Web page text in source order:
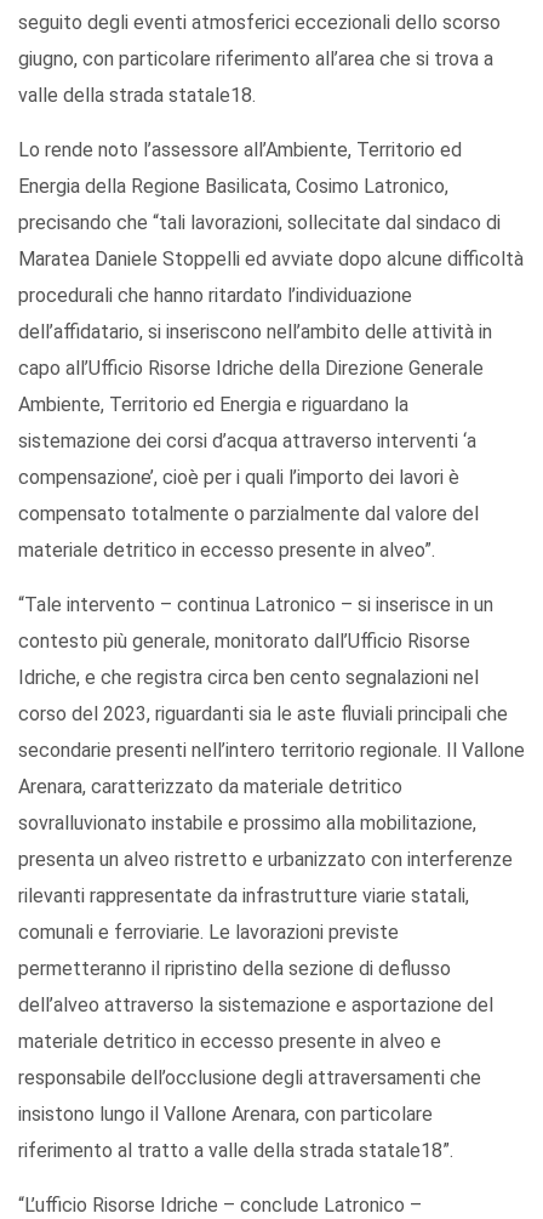
seguito degli eventi atmosferici eccezionali dello scorso
giugno, con particolare riferimento all’area che si trova a
valle della strada statale18.
Lo rende noto l’assessore all’Ambiente, Territorio ed
Energia della Regione Basilicata, Cosimo Latronico,
precisando che “tali lavorazioni, sollecitate dal sindaco di
Maratea Daniele Stoppelli ed avviate dopo alcune difficoltà
procedurali che hanno ritardato l’individuazione
dell’affidatario, si inseriscono nell’ambito delle attività in
capo all’Ufficio Risorse Idriche della Direzione Generale
Ambiente, Territorio ed Energia e riguardano la
sistemazione dei corsi d’acqua attraverso interventi ‘a
compensazione’, cioè per i quali l’importo dei lavori è
compensato totalmente o parzialmente dal valore del
materiale detritico in eccesso presente in alveo”.
“Tale intervento – continua Latronico – si inserisce in un
contesto più generale, monitorato dall’Ufficio Risorse
Idriche, e che registra circa ben cento segnalazioni nel
corso del 2023, riguardanti sia le aste fluviali principali che
secondarie presenti nell’intero territorio regionale. Il Vallone
Arenara, caratterizzato da materiale detritico
sovralluvionato instabile e prossimo alla mobilitazione,
presenta un alveo ristretto e urbanizzato con interferenze
rilevanti rappresentate da infrastrutture viarie statali,
comunali e ferroviarie. Le lavorazioni previste
permetteranno il ripristino della sezione di deflusso
dell’alveo attraverso la sistemazione e asportazione del
materiale detritico in eccesso presente in alveo e
responsabile dell’occlusione degli attraversamenti che
insistono lungo il Vallone Arenara, con particolare
riferimento al tratto a valle della strada statale18”.
“L’ufficio Risorse Idriche – conclude Latronico –